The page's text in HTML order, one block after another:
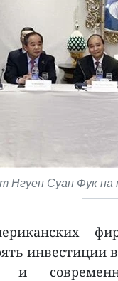
Нгуен Суан Фук
инвестиции
и